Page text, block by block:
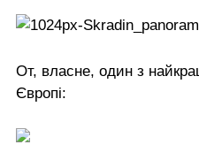
От, власне, один з
Європі: